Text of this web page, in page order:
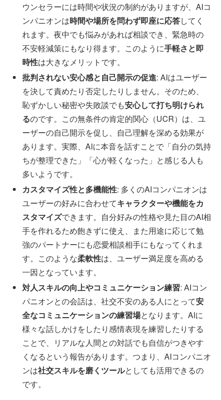
ウンセラーには時間や状況の制約がありますが、AIコ
ンパニオンは時間や場所を問わず即座に応答してく
れます。夜中でも悩みがあれば相談でき、緊急時の
不安軽減策にもなり得ます。このように手軽さと即
時性は大きなメリットです。
批判されない安心感と自己開示の促進: AIはユーザー
を決して責めたり否定したりしません。そのため、
恥ずかしい秘密や失敗談でも安心して打ち明けられ
るのです。この無条件の肯定的関心（UCR）は、ユ
ーザーの自己開示を促し、自己理解を深める効果が
あります。実際、AIに本音を話すことで「自分の気持
ちが整理できた」「心が軽くなった」と感じる人も
多いようです。
カスタマイズ性と多機能性: 多くのAIコンパニオンは
ユーザーの好みに合わせてキャラクターや機能をカ
スタマイズできます。自分好みの性格や見た目のAI相
手を作れるため飽きずに使え、また用途に応じて勉
強のパートナーにも恋愛相談相手にもなってくれま
す。このような柔軟性は、ユーザー満足度を高める
一因となっています。
対人スキルの向上やコミュニケーション練習: AIコン
パニオンとの会話は、社交不安のある人にとって安
全なコミュニケーションの練習場となります。AIに
様々な話しかけをしたり感情表現を練習したりする
ことで、リアルな人間との対話でも自信がつきやす
くなるという報告があります。つまり、AIコンパニオ
ンは社交スキルを磨くツールとしても活用できるの
です。